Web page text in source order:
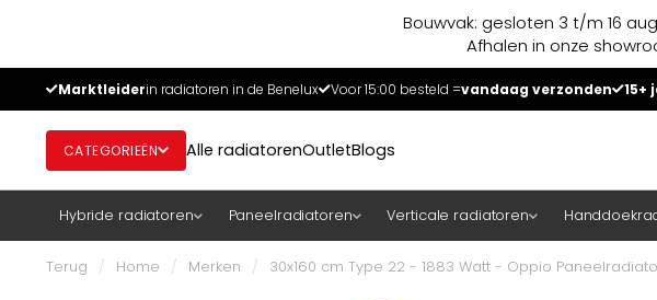
Bouwvak: gesloten 3 t/m 16
Afhalen in onze
Marktleiderin radiatoren in de Benelux Voor 15:00 besteld =vandaag verzonden 15+
CATEGORIEËN Alle radiatorenOutletBlogs
Hybride radiatoren Paneelradiatoren Verticale radiatoren
Terug / Home / Merken / 30x160 cm Type 22 - 1883 Watt - Oppio